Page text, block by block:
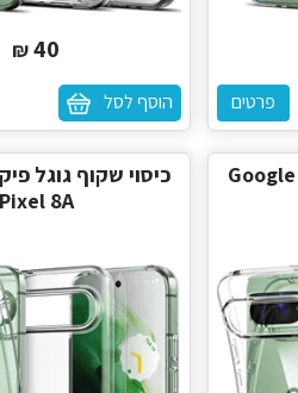
פרטים
40
₪
הוסף לסל
כיסוי שקוף גוגל פיקסל Google
Pixel 8A